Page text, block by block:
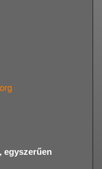
egyszerűen